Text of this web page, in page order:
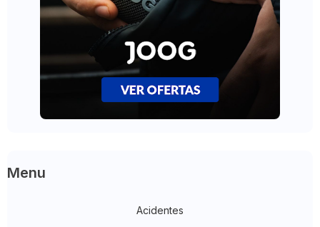
Menu
Acidentes